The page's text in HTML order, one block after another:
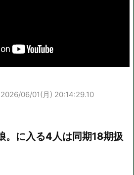
2026/06/01(月) 20:14:29.10
。に入る4人は同期18期扱